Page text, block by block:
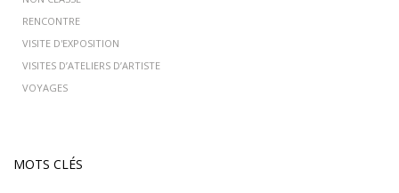
RENCONTRE
VISITE D'EXPOSITION
VISITES D’ATELIERS D’ARTISTE
VOYAGES
MOTS CLÉS